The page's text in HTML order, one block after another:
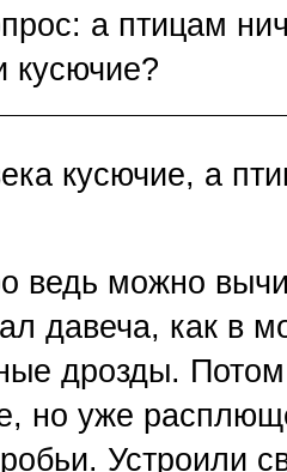
а птицам
кусючие?
кусючие, а
ведь можно
давеча, как в
дрозды.
но уже
Устроили